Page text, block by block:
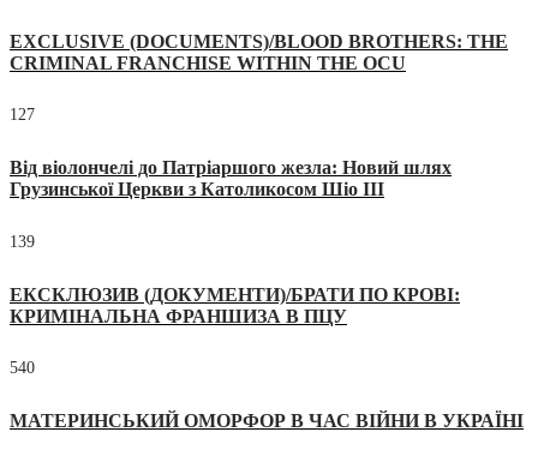
EXCLUSIVE (DOCUMENTS)/BLOOD BROTHERS: THE
CRIMINAL FRANCHISE WITHIN THE OCU
127
Від віолончелі до Патріаршого жезла: Новий шлях
Грузинської Церкви з Католикосом Шіо III
139
ЕКСКЛЮЗИВ (ДОКУМЕНТИ)/БРАТИ ПО КРОВІ:
КРИМІНАЛЬНА ФРАНШИЗА В ПЦУ
540
МАТЕРИНСЬКИЙ ОМОРФОР В ЧАС ВІЙНИ В УКРАЇНІ